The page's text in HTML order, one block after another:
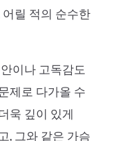
릴 적의 순수한
이나 고독감도
제로 다가올 수
욱 깊이 있게
, 그와 같은 가슴